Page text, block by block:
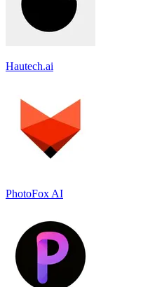
Hautech.ai
PhotoFox AI